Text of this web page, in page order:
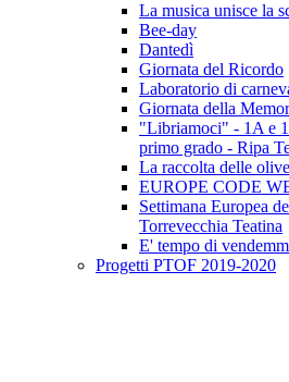
La musica unisce la
Bee-day
Dantedì
Giornata del Ricordo
Laboratorio di
Giornata della
"Libriamoci" - 1A e
primo grado - Ripa
La raccolta delle olive
EUROPE CODE
Settimana Europea
Torrevecchia Teatina
E' tempo di
Progetti PTOF 2019-2020